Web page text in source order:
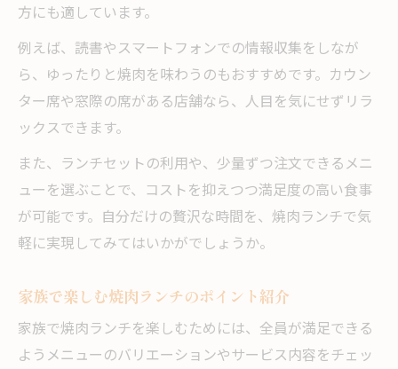
方にも適しています。
例えば、読書やスマートフォンでの情報収集をしなが
ら、ゆったりと焼肉を味わうのもおすすめです。カウン
ター席や窓際の席がある店舗なら、人目を気にせずリラ
ックスできます。
また、ランチセットの利用や、少量ずつ注文できるメニ
ューを選ぶことで、コストを抑えつつ満足度の高い食事
が可能です。自分だけの贅沢な時間を、焼肉ランチで気
軽に実現してみてはいかがでしょうか。
家族で楽しむ焼肉ランチのポイント紹介
家族で焼肉ランチを楽しむためには、全員が満足できる
ようメニューのバリエーションやサービス内容をチェッ